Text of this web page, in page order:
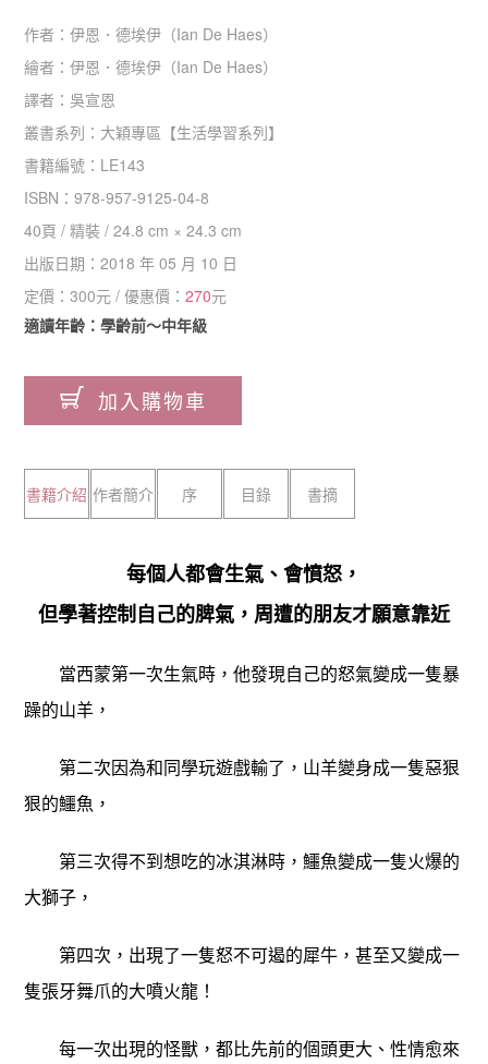
作者：伊恩．德埃伊（Ian De Haes）
繪者：伊恩．德埃伊（Ian De Haes）
譯者： 吳宣恩
叢書系列： 大穎專區 【生活學習系列】
書籍編號： LE143
ISBN：978-957-9125-04-8
40頁 /精裝 /24.8 cm × 24.3 cm
出版日期：2018 年 05 月 10 日
定價：300元 / 優惠價：270元
適讀年齡：學齡前～中年級
加入購物車
書籍介紹 作者簡介 序 目錄 書摘
每個人都會生氣、會憤怒，
但學著控制自己的脾氣，周遭的朋友才願意靠近
當西蒙第一次生氣時，他發現自己的怒氣變成一隻暴
躁的山羊，
第二次因為和同學玩遊戲輸了，山羊變身成一隻惡狠
狠的鱷魚，
第三次得不到想吃的冰淇淋時，鱷魚變成一隻火爆的
大獅子，
第四次，出現了一隻怒不可遏的犀牛，甚至又變成一
隻張牙舞爪的大噴火龍！
每一次出現的怪獸，都比先前的個頭更大、性情愈來